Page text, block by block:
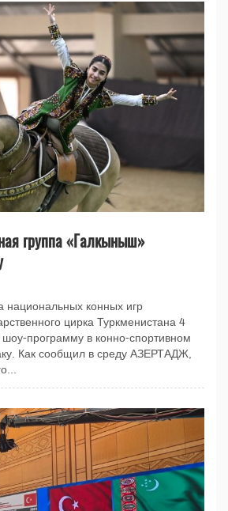
группа «Галкыныш»
национальных конных игр
цирка Туркменистана 4
программу в конно-спортивном
Как сообщил в среду АЗЕРТАДЖ,